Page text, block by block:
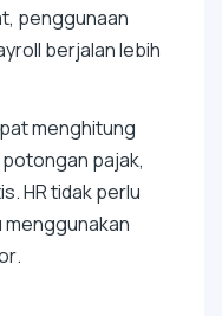
penggunaan
berjalan lebih
menghitung
pajak,
HR tidak perlu
.